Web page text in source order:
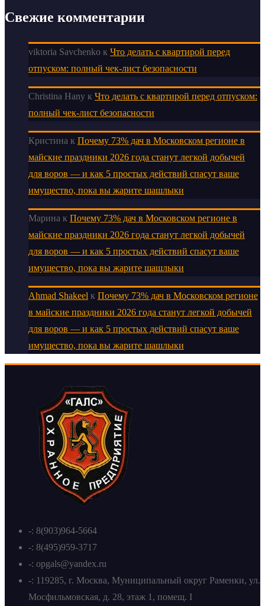
Свежие комментарии
viktoria Savchenko к Что делать с квартирой перед
отпуском: полный чек-лист безопасности
Christina Hany к Что делать с квартирой перед отпуском:
полный чек-лист безопасности
Кристина к Почему 73% дач в Московском регионе в
майские праздники 2026 года станут легкой добычей
для воров — и как 5 простых действий спасут ваше
имущество, пока вы жарите шашлыки
Марина к Почему 73% дач в Московском регионе в
майские праздники 2026 года станут легкой добычей
для воров — и как 5 простых действий спасут ваше
имущество, пока вы жарите шашлыки
Ahmad Shakeel к Почему 73% дач в Московском регионе
в майские праздники 2026 года станут легкой добычей
для воров — и как 5 простых действий спасут ваше
имущество, пока вы жарите шашлыки
-: 8(903)964-5664
-: 8(495)959-3717
-: opgals@yandex.ru
-: 119285, г. Москва, Муниципальный округ Раменки, ул.
Мосфильмовская, д. 28, этаж 1, помещ. I